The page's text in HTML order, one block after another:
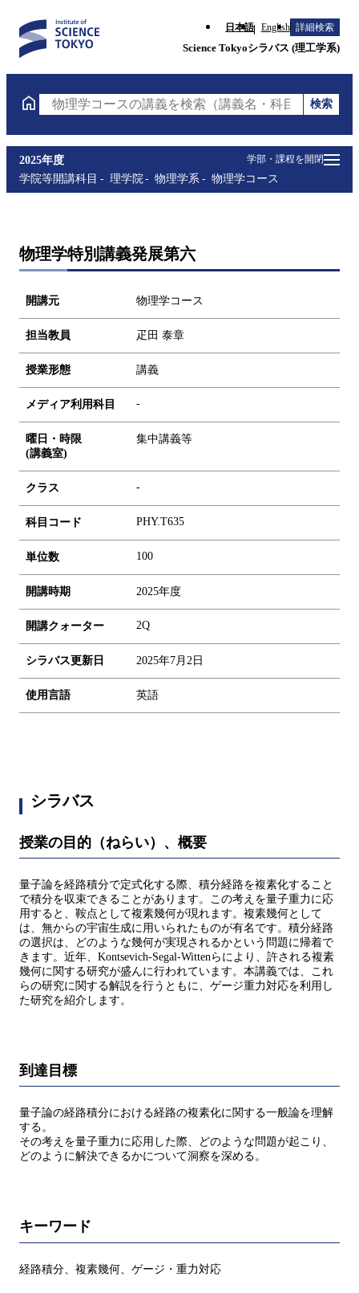
日本語 English 詳細検索
Science Tokyoシラバス (理工学系)
物理学コースの講義を検索（講義名・科目コード・担
検索
学部・課程を開閉
2025年度
学院等開講科目
理学院 物理学系 物理学コース
物理学特別講義発展第六
開講元 物理学コース
担当教員 疋田 泰章
授業形態 講義
メディア利用科目 -
曜日・時限
(講義室)
集中講義等
クラス -
科目コード PHY.T635
単位数 100
開講時期 2025年度
開講クォーター 2Q
シラバス更新日 2025年7月2日
使用言語 英語
シラバス
授業の目的（ねらい）、概要
量子論を経路積分で定式化する際、積分経路を複素化すること
で積分を収束できることがあります。この考えを量子重力に応
用すると、鞍点として複素幾何が現れます。複素幾何として
は、無からの宇宙生成に用いられたものが有名です。積分経路
の選択は、どのような幾何が実現されるかという問題に帰着で
きます。近年、Kontsevich-Segal-Wittenらにより、許される複素
幾何に関する研究が盛んに行われています。本講義では、これ
らの研究に関する解説を行うともに、ゲージ重力対応を利用し
た研究を紹介します。
到達目標
量子論の経路積分における経路の複素化に関する一般論を理解
する。
その考えを量子重力に応用した際、どのような問題が起こり、
どのように解決できるかについて洞察を深める。
キーワード
経路積分、複素幾何、ゲージ・重力対応